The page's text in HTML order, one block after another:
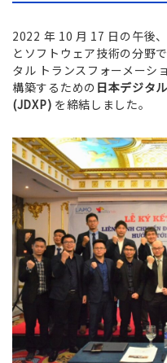
2022 年 10 月 17 日の午後
とソフトウェア技術の分野
タル トランスフォーメーシ
構築するための 日本デジタ
(JDXP) を締結しました。